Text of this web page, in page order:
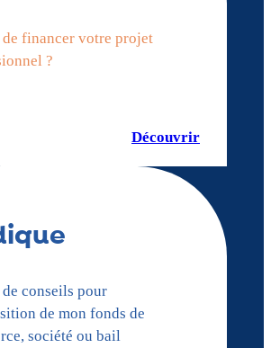
financer votre projet
?
Découvrir
conseils pour
de mon fonds de
société ou bail